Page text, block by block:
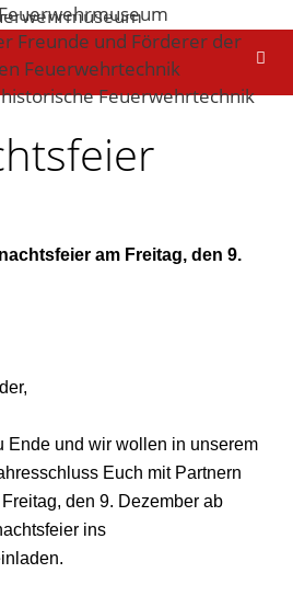
am Freitag, den 9.
Ende und wir wollen in unserem
Euch mit Partnern
den 9. Dezember ab
ins